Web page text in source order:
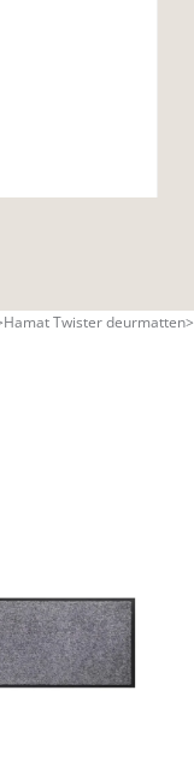
Hamat Twister deurmatten>